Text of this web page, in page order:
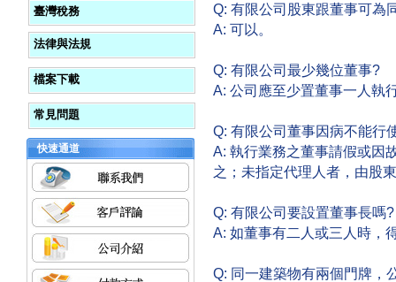
臺灣稅務
法律與法規
檔案下載
常見問題
快速通道
Q: 有限公司股東跟董事可為
A: 可以。
Q: 有限公司最少幾位董事?
A: 公司應至少置董事一人執
Q: 有限公司董事因病不能行
A: 執行業務之董事請假或因
之；未指定代理人者，由股
Q: 有限公司要設置董事長嗎?
A: 如董事有二人或三人時，
Q: 同一建築物有兩個門牌，